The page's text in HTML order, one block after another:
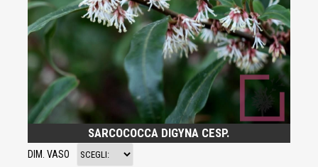
SARCOCOCCA DIGYNA CESP.
DIM. VASO